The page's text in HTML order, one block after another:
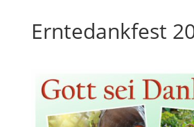
Erntedankfest